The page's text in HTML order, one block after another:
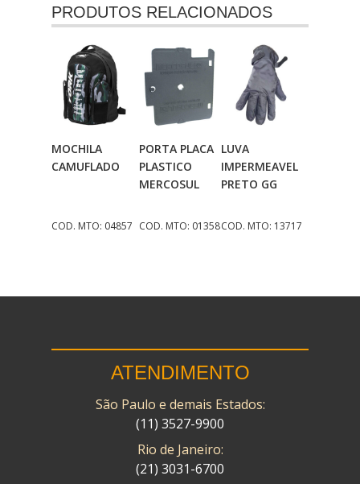
PRODUTOS RELACIONADOS
Adicionar
MOCHILA
CAMUFLADO
COD. MTO: 04857
Adicionar
Ao Carrinho
PORTA PLACA
PLASTICO
MERCOSUL
COD. MTO: 01358
Adicionar
Ao Carrinho
LUVA
IMPERMEAVEL
PRETO GG
COD. MTO: 13717
ATENDIMENTO
São Paulo e demais Estados:
(11) 3527-9900
Rio de Janeiro:
(21) 3031-6700